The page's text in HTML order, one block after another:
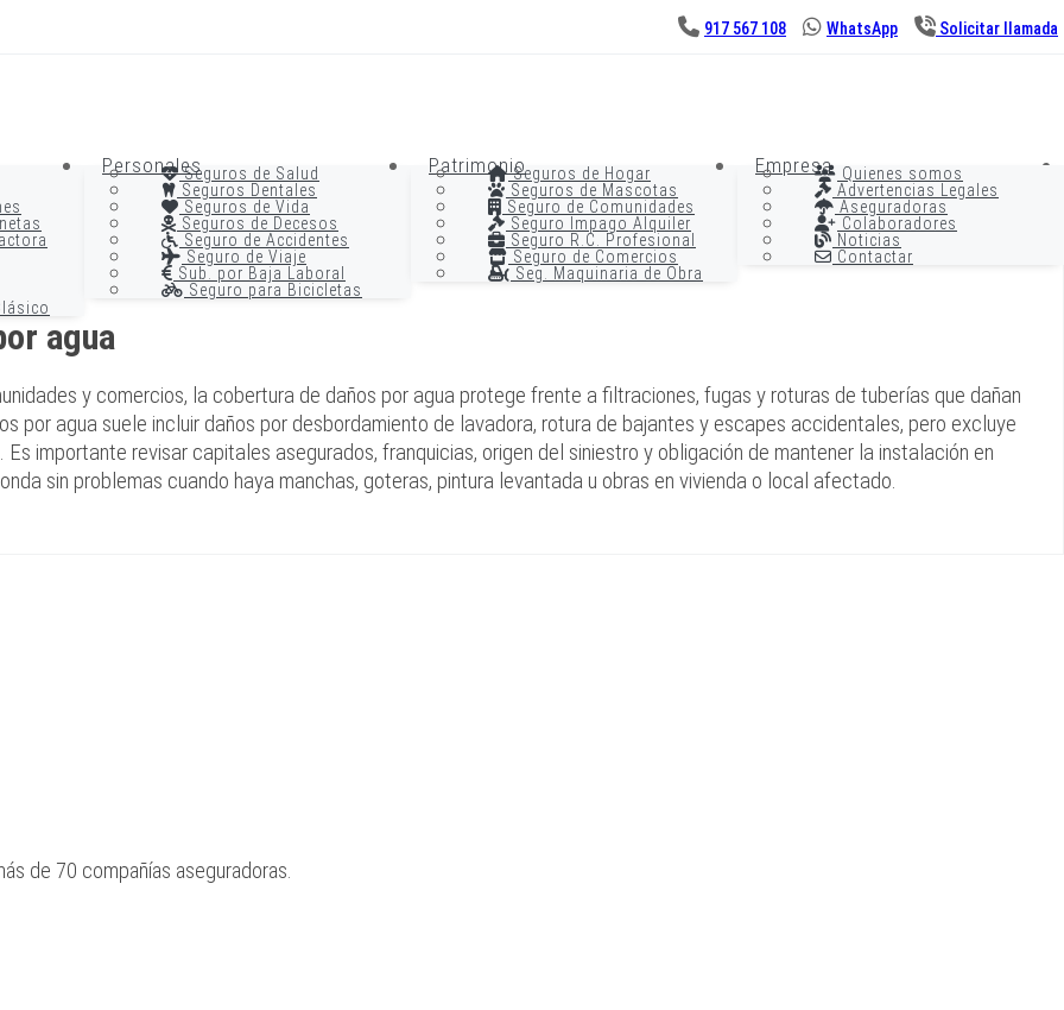
917 567 108 WhatsApp Solicitar llamada
PersonalesSeguros de Salud
Seguros Dentales
Seguros de Vida
Seguros de Decesos
Seguro de Accidentes
Seguro de Viaje
Sub. por Baja Laboral
Seguro para Bicicletas
PatrimonioSeguros de Hogar
Seguros de Mascotas
Seguro de Comunidades
Seguro Impago Alquiler
Seguro R.C. Profesional
Seguro de Comercios
Seg. Maquinaria de Obra
Empresa Quienes somos
Advertencias Legales
Aseguradoras
Colaboradores
Noticias
Contactar
agua
y comercios, la cobertura de daños por agua protege frente a filtraciones, fugas y roturas de tuberías que dañan
por agua suele incluir daños por desbordamiento de lavadora, rotura de bajantes y escapes accidentales, pero excluye
importante revisar capitales asegurados, franquicias, origen del siniestro y obligación de mantener la instalación en
sin problemas cuando haya manchas, goteras, pintura levantada u obras en vivienda o local afectado.
de 70 compañías aseguradoras.